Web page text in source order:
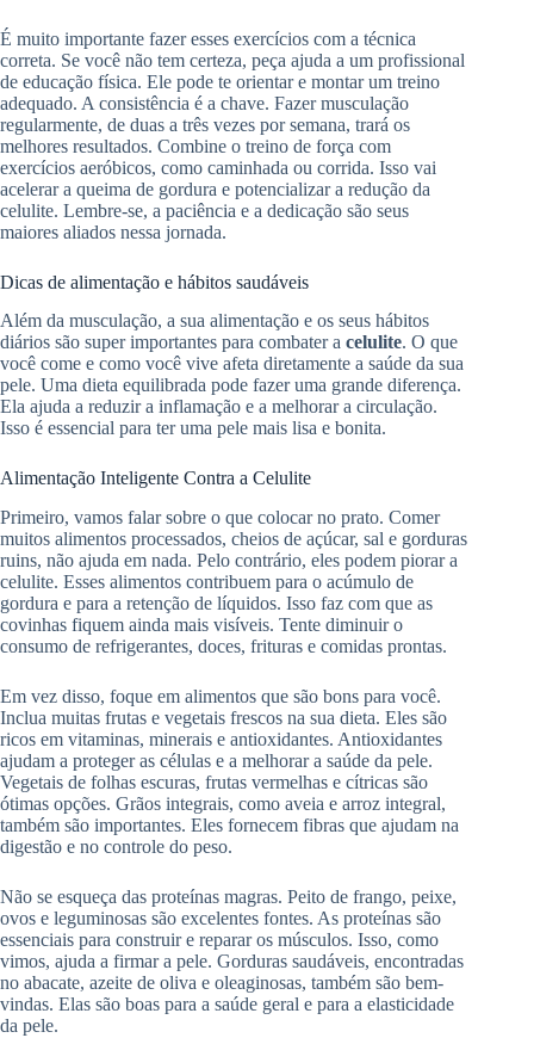
É muito importante fazer esses exercícios com a técnica
correta. Se você não tem certeza, peça ajuda a um profissional
de educação física. Ele pode te orientar e montar um treino
adequado. A consistência é a chave. Fazer musculação
regularmente, de duas a três vezes por semana, trará os
melhores resultados. Combine o treino de força com
exercícios aeróbicos, como caminhada ou corrida. Isso vai
acelerar a queima de gordura e potencializar a redução da
celulite. Lembre-se, a paciência e a dedicação são seus
maiores aliados nessa jornada.
Dicas de alimentação e hábitos saudáveis
Além da musculação, a sua alimentação e os seus hábitos
diários são super importantes para combater a celulite. O que
você come e como você vive afeta diretamente a saúde da sua
pele. Uma dieta equilibrada pode fazer uma grande diferença.
Ela ajuda a reduzir a inflamação e a melhorar a circulação.
Isso é essencial para ter uma pele mais lisa e bonita.
Alimentação Inteligente Contra a Celulite
Primeiro, vamos falar sobre o que colocar no prato. Comer
muitos alimentos processados, cheios de açúcar, sal e gorduras
ruins, não ajuda em nada. Pelo contrário, eles podem piorar a
celulite. Esses alimentos contribuem para o acúmulo de
gordura e para a retenção de líquidos. Isso faz com que as
covinhas fiquem ainda mais visíveis. Tente diminuir o
consumo de refrigerantes, doces, frituras e comidas prontas.
Em vez disso, foque em alimentos que são bons para você.
Inclua muitas frutas e vegetais frescos na sua dieta. Eles são
ricos em vitaminas, minerais e antioxidantes. Antioxidantes
ajudam a proteger as células e a melhorar a saúde da pele.
Vegetais de folhas escuras, frutas vermelhas e cítricas são
ótimas opções. Grãos integrais, como aveia e arroz integral,
também são importantes. Eles fornecem fibras que ajudam na
digestão e no controle do peso.
Não se esqueça das proteínas magras. Peito de frango, peixe,
ovos e leguminosas são excelentes fontes. As proteínas são
essenciais para construir e reparar os músculos. Isso, como
vimos, ajuda a firmar a pele. Gorduras saudáveis, encontradas
no abacate, azeite de oliva e oleaginosas, também são bem-
vindas. Elas são boas para a saúde geral e para a elasticidade
da pele.